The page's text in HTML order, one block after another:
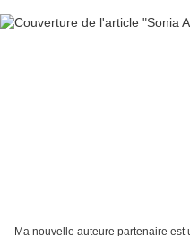
Ma nouvelle auteure partenaire